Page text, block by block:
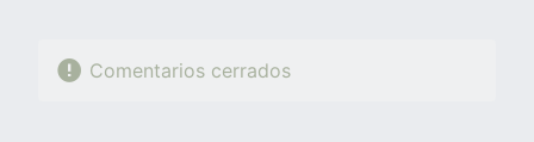
Comentarios cerrados